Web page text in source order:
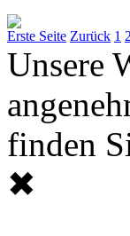
Erste Seite Zurück 1 2
Unsere
finden
✖